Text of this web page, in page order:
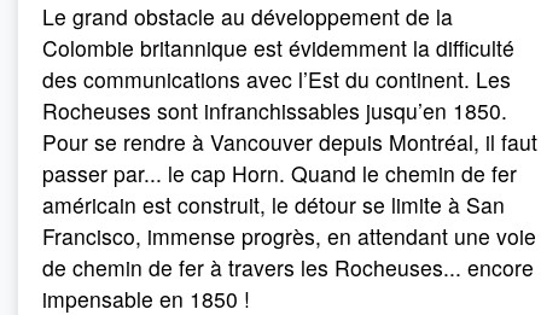
Le grand obstacle au développement de la
Colombie britannique est évidemment la difficulté
des communications avec l’Est du continent. Les
Rocheuses sont infranchissables jusqu’en 1850.
Pour se rendre à Vancouver depuis Montréal, il faut
passer par... le cap Horn. Quand le chemin de fer
américain est construit, le détour se limite à San
Francisco, immense progrès, en attendant une voie
de chemin de fer à travers les Rocheuses... encore
impensable en 1850 !